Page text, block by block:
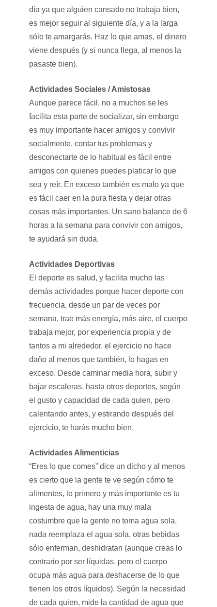
día ya que alguien cansado no trabaja bien,
es mejor seguir al siguiente día, y a la larga
sólo te amargarás. Haz lo que amas, el dinero
viene después (y si nunca llega, al menos la
pasaste bien).
Actividades Sociales / Amistosas
Aunque parece fácil, no a muchos se les
facilita esta parte de socializar, sin embargo
es muy importante hacer amigos y convivir
socialmente, contar tus problemas y
desconectarte de lo habitual es fácil entre
amigos con quienes puedes platicar lo que
sea y reír. En exceso también es malo ya que
es fácil caer en la pura fiesta y dejar otras
cosas más importantes. Un sano balance de 6
horas a la semana para convivir con amigos,
te ayudará sin duda.
Actividades Deportivas
El deporte es salud, y facilita mucho las
demás actividades porque hacer deporte con
frecuencia, desde un par de veces por
semana, trae más energía, más aire, el cuerpo
trabaja mejor, por experiencia propia y de
tantos a mi alrededor, el ejercicio no hace
daño al menos que también, lo hagas en
exceso. Desde caminar media hora, subir y
bajar escaleras, hasta otros deportes, según
el gusto y capacidad de cada quien, pero
calentando antes, y estirando después del
ejercicio, te harás mucho bien.
Actividades Alimenticias
“Eres lo que comes” dice un dicho y al menos
es cierto que la gente te ve según cómo te
alimentes, lo primero y más importante es tu
ingesta de agua, hay una muy mala
costumbre que la gente no toma agua sola,
nada reemplaza el agua sola, otras bebidas
sólo enferman, deshidratan (aunque creas lo
contrario por ser líquidas, pero el cuerpo
ocupa más agua para deshacerse de lo que
tienen los otros líquidos). Según la necesidad
de cada quien, mide la cantidad de agua que